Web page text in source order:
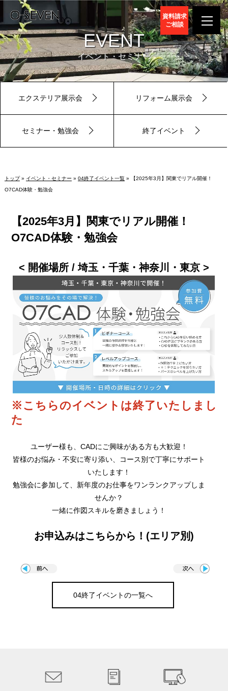
資料請求
ご相談
EVENT
イベント・セミナー
エクステリア展示会 リフォーム展示会
セミナー・勉強会 終了イベント
トップ» イベント・セミナー » 04終了イベント一覧» 【2025年3月】関東でリアル開催！
O7CAD体験・勉強会
【2025年3月】関東でリアル開催！
O7CAD体験・勉強会
< 開催場所 / 埼玉・千葉・神奈川・東京 >
※こちらのイベントは終了いたしまし
た
ユーザー様も、CADにご興味がある方も大歓迎！
皆様のお悩み・不安に寄り添い、コース別で丁寧にサポート
いたします！
勉強会に参加して、新年度のお仕事をワンランクアップしま
せんか？
一緒に作図スキルを磨きましょう！
お申込みはこちらから！(エリア別)
04終了イベントの一覧へ